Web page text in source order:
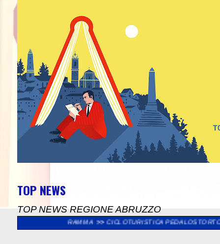
TOP NEWS
TOP NEWS REGIONE ABRUZZO
CICLOTURISTICA PEDALOSTORTO: DOMENICA